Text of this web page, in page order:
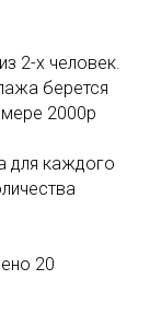
2-х человек.
берется
2000р
для каждого
20